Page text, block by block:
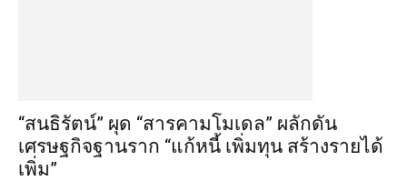
“สนธิรัตน์” ผุด “สารคามโมเดล” ผลักดัน
เศรษฐกิจฐานราก “แก้หนี้ เพิ่มทุน สร้างรายได้
เพิ่ม”